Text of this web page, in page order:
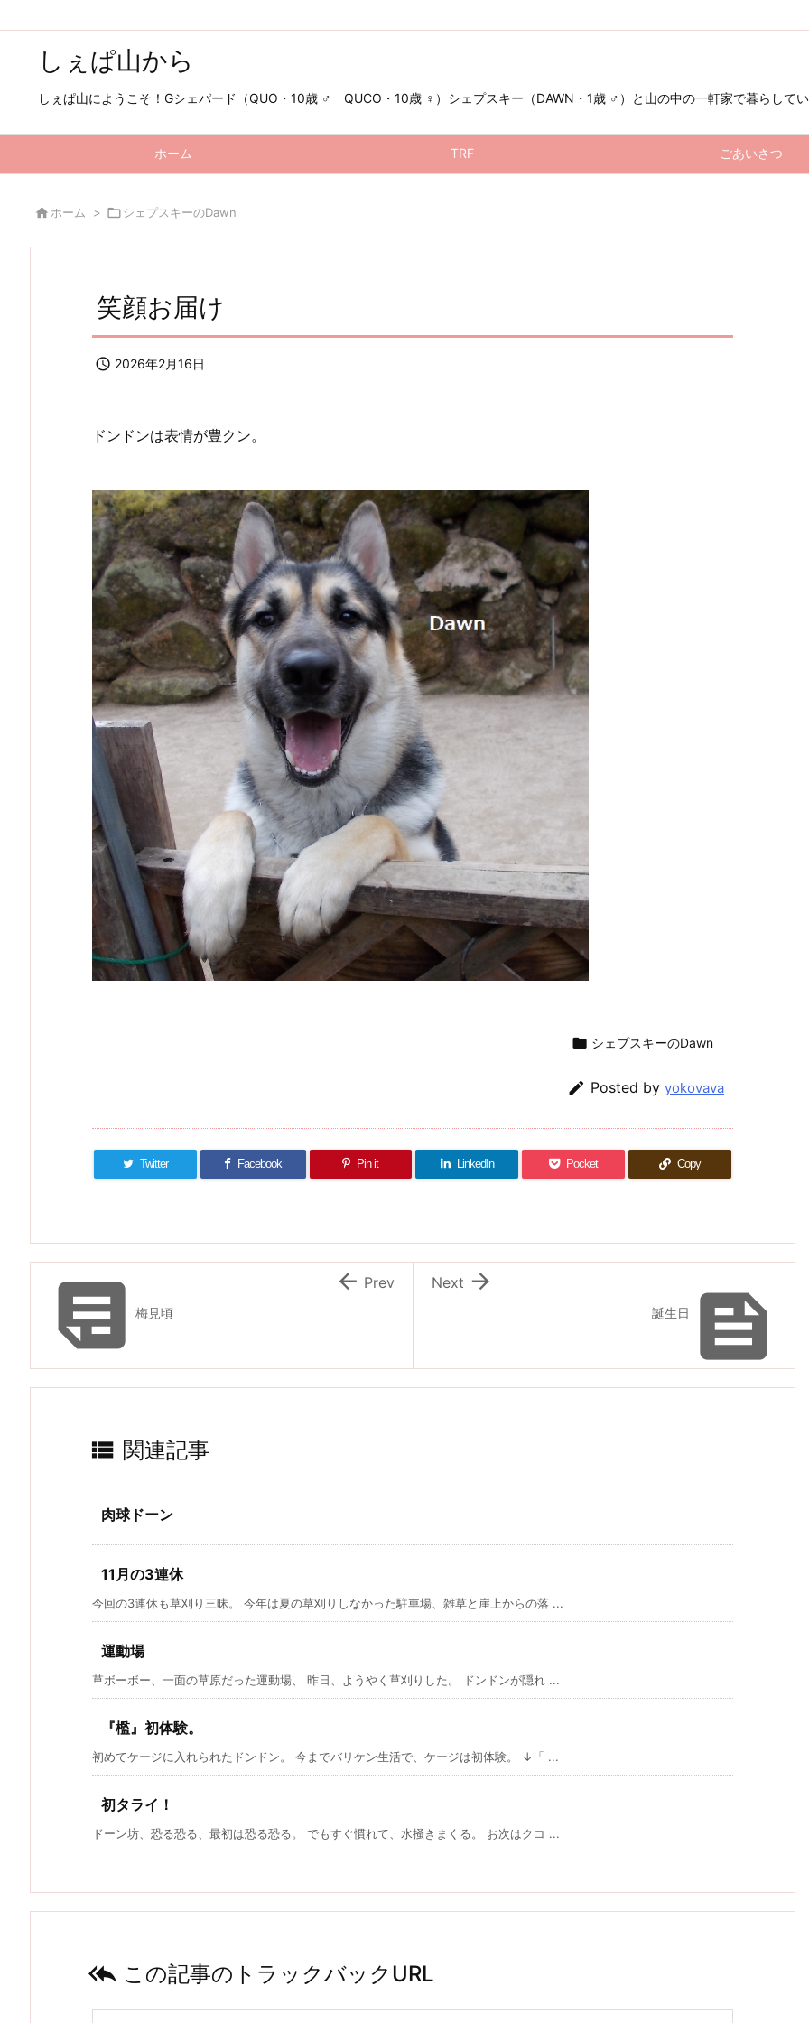
しぇぱ山から
しぇぱ山にようこそ！Gシェパード（QUO・10歳 ♂ QUCO・10歳 ♀）シェプスキー（DAWN・1歳 ♂）と山の中の一軒家で暮らし
ホーム TRF ごあいさつ
 ホーム > シェプスキーのDawn
笑顔お届け
 2026年2月16日
ドンドンは表情が豊クン。
 シェプスキーのDawn
 Posted by yokovava
Twitter Facebook Pin it LinkedIn Pocket Copy

誕生日

Next
梅見頃
 Prev
 関連記事
肉球ドーン
11月の3連休
今回の3連休も草刈り三昧。 今年は夏の草刈りしなかった駐車場、雑草と崖上からの落 ...
運動場
草ボーボー、一面の草原だった運動場、 昨日、ようやく草刈りした。 ドンドンが隠れ ...
『檻』初体験。
初めてケージに入れられたドンドン。 今までバリケン生活で、ケージは初体験。 ↓「 ...
初タライ！
ドーン坊、恐る恐る、最初は恐る恐る。 でもすぐ慣れて、水掻きまくる。 お次はクコ ...
 この記事のトラックバックURL